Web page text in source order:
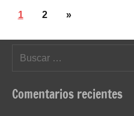
Paginación
entradas
1 2
Siguientes
»
Comentarios recientes